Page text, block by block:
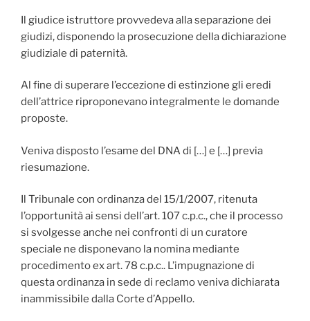
Il giudice istruttore provvedeva alla separazione dei
giudizi, disponendo la prosecuzione della dichiarazione
giudiziale di paternità.
Al fine di superare l’eccezione di estinzione gli eredi
dell’attrice riproponevano integralmente le domande
proposte.
Veniva disposto l’esame del DNA di […] e […] previa
riesumazione.
Il Tribunale con ordinanza del 15/1/2007, ritenuta
l’opportunità ai sensi dell’art. 107 c.p.c., che il processo
si svolgesse anche nei confronti di un curatore
speciale ne disponevano la nomina mediante
procedimento ex art. 78 c.p.c.. L’impugnazione di
questa ordinanza in sede di reclamo veniva dichiarata
inammissibile dalla Corte d’Appello.